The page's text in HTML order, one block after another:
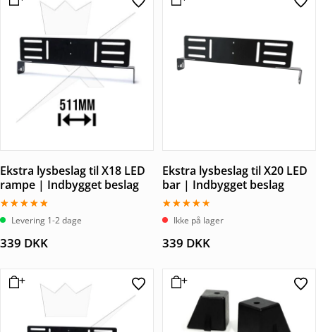
Ekstra lysbeslag til X18 LED
rampe | Indbygget beslag
Vurderet
5.00Levering 1-2 dage
339 DKK
Ekstra lysbeslag til X20 LED
bar | Indbygget beslag
Vurderet
4.00Ikke på lager
339 DKK